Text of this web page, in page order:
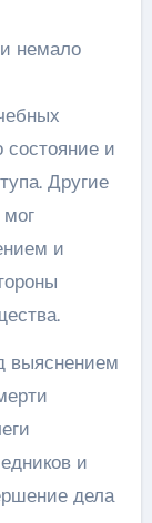
немало
состояние и
Другие
и
выяснением
и
дела